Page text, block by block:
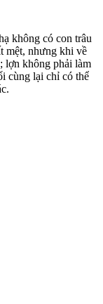
không có con trâu
mệt, nhưng khi về
lợn không phải làm
cùng lại chỉ có thể